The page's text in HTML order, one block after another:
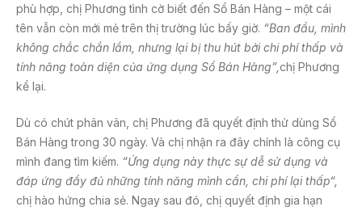
phù hợp, chị Phương tình cờ biết đến Sổ Bán Hàng – một cái
tên vẫn còn mới mẻ trên thị trường lúc bấy giờ. “Ban đầu, mình
không chắc chắn lắm, nhưng lại bị thu hút bởi chi phí thấp và
tính năng toàn diện của ứng dụng Sổ Bán Hàng”,chị Phương
kể lại.
Dù có chút phân vân, chị Phương đã quyết định thử dùng Sổ
Bán Hàng trong 30 ngày. Và chị nhận ra đây chính là công cụ
mình đang tìm kiếm. “Ứng dụng này thực sự dễ sử dụng và
đáp ứng đầy đủ những tính năng mình cần, chi phí lại thấp“,
chị hào hứng chia sẻ. Ngay sau đó, chị quyết định gia hạn